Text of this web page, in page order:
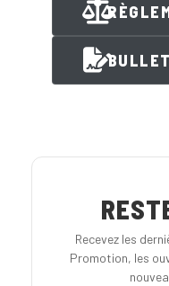
Recevez les
Promotion, les